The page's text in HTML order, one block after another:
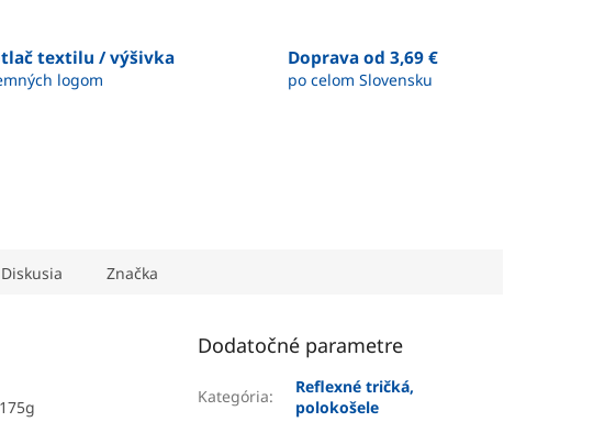
textilu / výšivka
logom
Doprava od 3,69 €
po celom Slovensku
Diskusia Značka
Dodatočné parametre
Kategória:
Reflexné tričká,
polokošele